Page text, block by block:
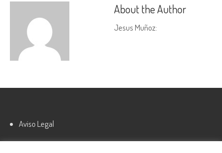
About the Author
Jesus Muñoz:
Aviso Legal